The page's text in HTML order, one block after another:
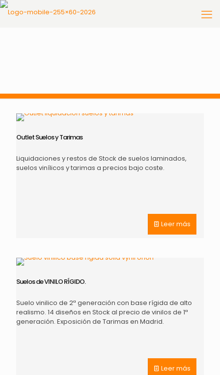
Outlet Suelos y Tarimas
Liquidaciones y restos de Stock de suelos laminados,
suelos vinílicos y tarimas a precios bajo coste.
Leer más
Suelos de VINILO RÍGIDO.
Suelo vinilico de 2ª generación con base rígida de alto
realismo. 14 diseños en Stock al precio de vinilos de 1ª
generación. Exposición de Tarimas en Madrid.
Leer más